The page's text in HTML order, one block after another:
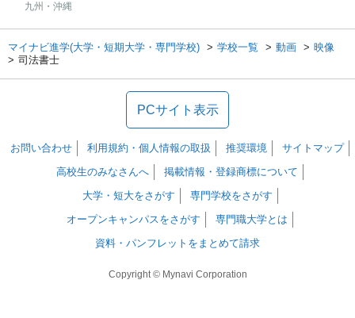
九州・沖縄
マイナビ進学(大学・短期大学・専門学校) 学校一覧 動画
映像
司法書士
PCサイト表示
お問い合わせ 利用規約・個人情報の取扱 推奨環境
サイトマップ
高校生のみなさんへ
掲載情報・登録商標について
大学・短大をさがす
専門学校をさがす
オープンキャンパスをさがす
専門職大学とは
資料・パンフレットをまとめて請求
Copyright © Mynavi Corporation